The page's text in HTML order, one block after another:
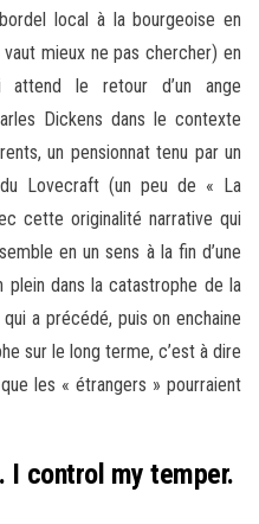
local à la bourgeoise en
mieux ne pas chercher) en
le retour d’un ange
Dickens dans le contexte
un pensionnat tenu par un
Lovecraft (un peu de « La
cette originalité narrative qui
en un sens à la fin d’une
plein dans la catastrophe de la
a précédé, puis on enchaine
sur le long terme, c’est à dire
les « étrangers » pourraient
I control my temper.